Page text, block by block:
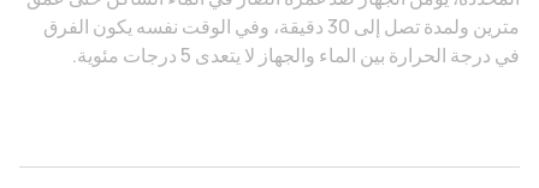
مترين ولمدة تصل إلى 30 دقيقة، وفي الوقت نفسه يكون الفرق
في درجة الحرارة بين الماء والجهاز لا يتعدى 5 درجات مئوية.